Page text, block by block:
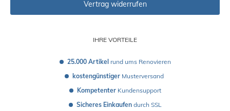
IHRE VORTEILE
25.000 Artikel rund ums Renovieren
kostengünstiger Musterversand
Kompetenter Kundensupport
Sicheres Einkaufen durch SSL
Vertrag widerrufen